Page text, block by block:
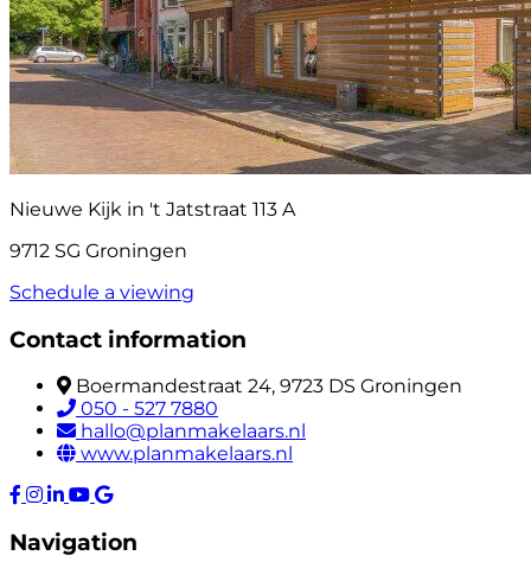
Nieuwe Kijk in 't Jatstraat 113 A
9712 SG Groningen
Schedule a viewing
Contact information
Boermandestraat 24, 9723 DS Groningen
050 - 527 7880
hallo@planmakelaars.nl
www.planmakelaars.nl
Navigation